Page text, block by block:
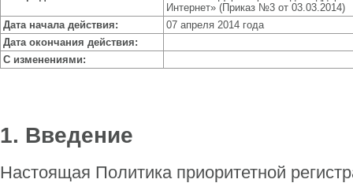
Интернет» (Приказ №3 от 03.03.2014)
Дата начала действия:
07 апреля 2014 года
Дата окончания действия:
С изменениями:
1. Введение
Настоящая Политика приоритетной